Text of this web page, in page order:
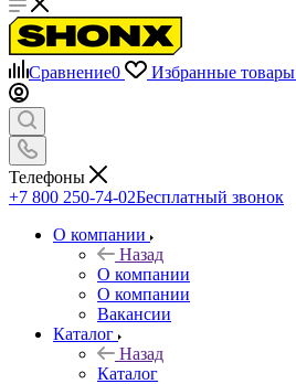
Сравнение0 Избранные товары
Телефоны
+7 800 250-74-02Бесплатный звонок
О компании
Назад
О компании
О компании
Вакансии
Каталог
Назад
Каталог